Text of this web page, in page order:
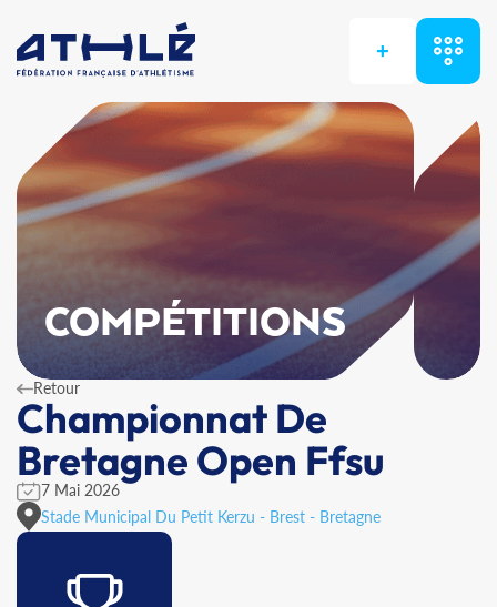
+
COMPÉTITIONS
Retour
Championnat De
Bretagne Open Ffsu
7 Mai 2026
Stade Municipal Du Petit Kerzu - Brest - Bretagne